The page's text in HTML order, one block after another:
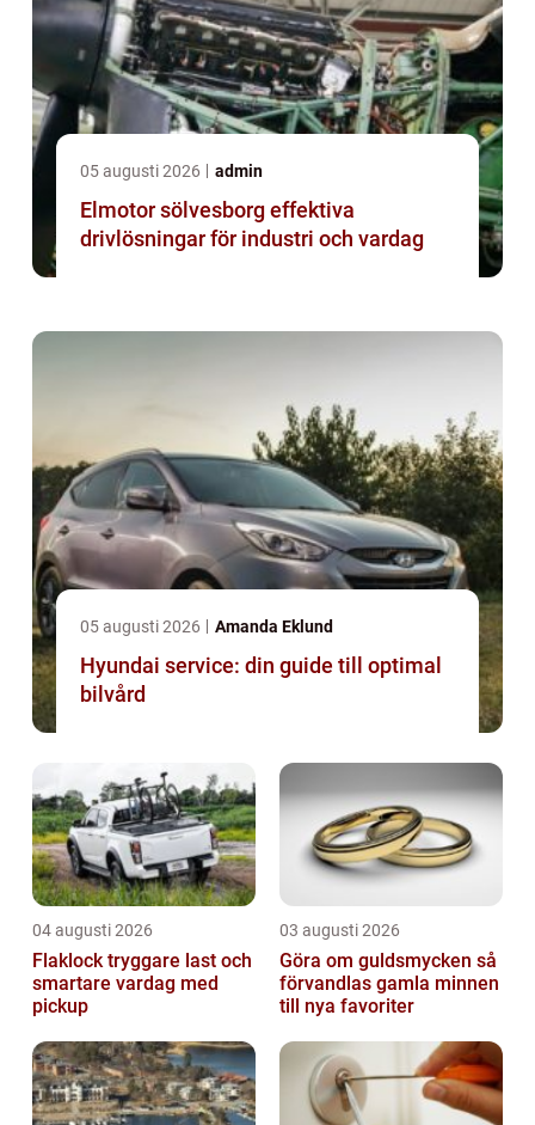
05 augusti 2026 admin
Elmotor sölvesborg effektiva
drivlösningar för industri och vardag
05 augusti 2026 Amanda Eklund
Hyundai service: din guide till optimal
bilvård
04 augusti 2026
Flaklock tryggare last och
smartare vardag med
pickup
03 augusti 2026
Göra om guldsmycken så
förvandlas gamla minnen
till nya favoriter